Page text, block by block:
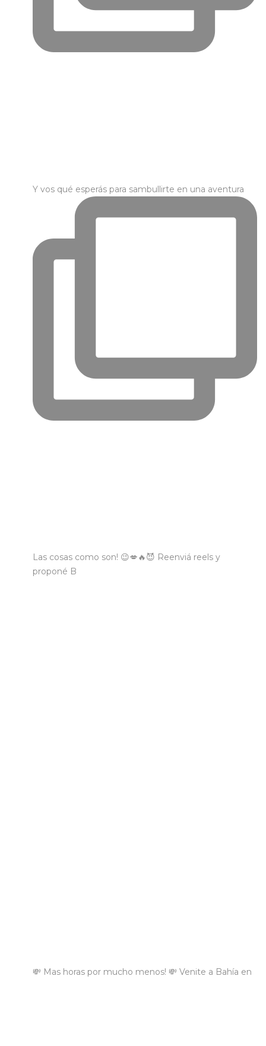
Y vos qué esperás para sambullirte en una aventura
Las cosas como son! 😉💋🔥😈 Reenviá reels y
proponé B
💸 Mas horas por mucho menos! 💸 Venite a Bahía en